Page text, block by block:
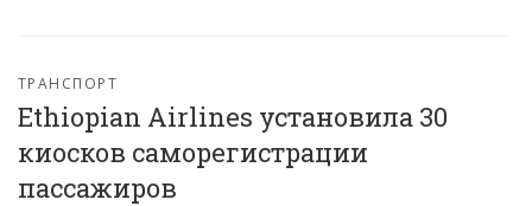
ТРАНСПОРТ
Ethiopian Airlines установила 30
киосков саморегистрации
пассажиров